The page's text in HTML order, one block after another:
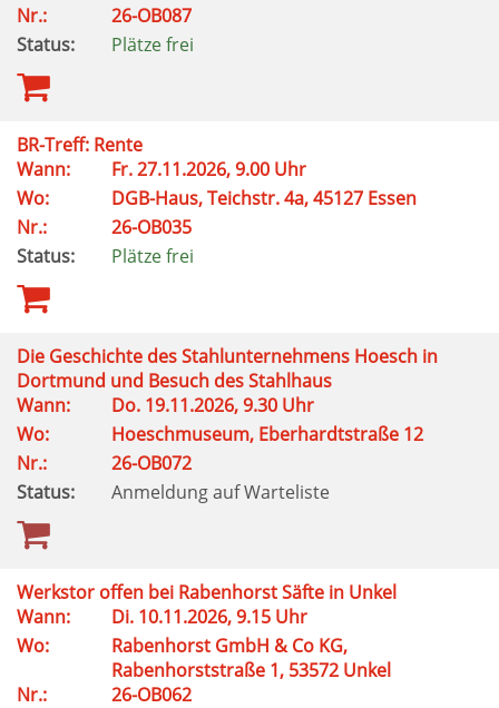
Nr.:
26-OB087
Status:
Plätze frei
BR-Treff: Rente
Wann:
Fr. 27.11.2026, 9.00 Uhr
Wo:
DGB-Haus, Teichstr. 4a, 45127 Essen
Nr.:
26-OB035
Status:
Plätze frei
Die Geschichte des Stahlunternehmens Hoesch in
Dortmund und Besuch des Stahlhaus
Wann:
Do. 19.11.2026, 9.30 Uhr
Wo:
Hoeschmuseum, Eberhardtstraße 12
Nr.:
26-OB072
Status:
Anmeldung auf Warteliste
Werkstor offen bei Rabenhorst Säfte in Unkel
Wann:
Di. 10.11.2026, 9.15 Uhr
Wo:
Rabenhorst GmbH & Co KG,
Rabenhorststraße 1, 53572 Unkel
Nr.:
26-OB062